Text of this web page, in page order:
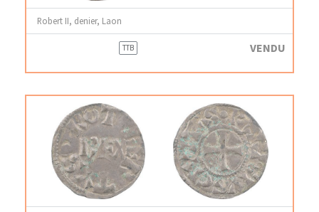
Robert II, denier, Laon
TTB VENDU